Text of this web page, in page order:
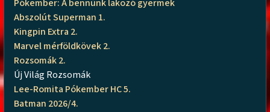
Pókember: A bennünk lakozó gyermek
Abszolút Superman 1.
Kingpin Extra 2.
Marvel mérföldkövek 2.
Rozsomák 2.
Új Világ Rozsomák
Lee-Romita Pókember HC 5.
Batman 2026/4.